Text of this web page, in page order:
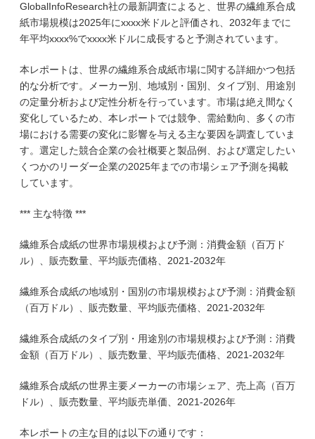
GlobalInfoResearch社の最新調査によると、世界の繊維系合成
紙市場規模は2025年にxxxx米ドルと評価され、2032年までに
年平均xxxx%でxxxx米ドルに成長すると予測されています。
本レポートは、世界の繊維系合成紙市場に関する詳細かつ包括
的な分析です。メーカー別、地域別・国別、タイプ別、用途別
の定量分析および定性分析を行っています。市場は絶え間なく
変化しているため、本レポートでは競争、需給動向、多くの市
場における需要の変化に影響を与える主な要因を調査していま
す。選定した競合企業の会社概要と製品例、および選定したい
くつかのリーダー企業の2025年までの市場シェア予測を掲載
しています。
*** 主な特徴 ***
繊維系合成紙の世界市場規模および予測：消費金額（百万ド
ル）、販売数量、平均販売価格、2021-2032年
繊維系合成紙の地域別・国別の市場規模および予測：消費金額
（百万ドル）、販売数量、平均販売価格、2021-2032年
繊維系合成紙のタイプ別・用途別の市場規模および予測：消費
金額（百万ドル）、販売数量、平均販売価格、2021-2032年
繊維系合成紙の世界主要メーカーの市場シェア、売上高（百万
ドル）、販売数量、平均販売単価、2021-2026年
本レポートの主な目的は以下の通りです：